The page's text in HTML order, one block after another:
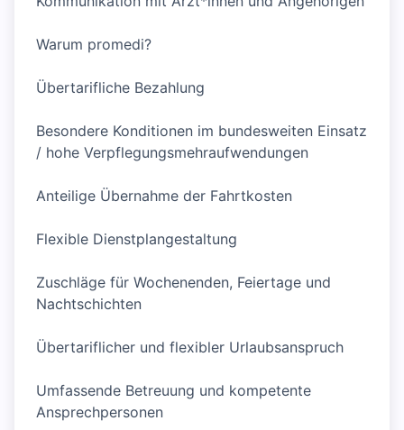
Warum promedi?
Übertarifliche Bezahlung
Besondere Konditionen im bundesweiten Einsatz
/ hohe Verpflegungsmehraufwendungen
Anteilige Übernahme der Fahrtkosten
Flexible Dienstplangestaltung
Zuschläge für Wochenenden, Feiertage und
Nachtschichten
Übertariflicher und flexibler Urlaubsanspruch
Umfassende Betreuung und kompetente
Ansprechpersonen